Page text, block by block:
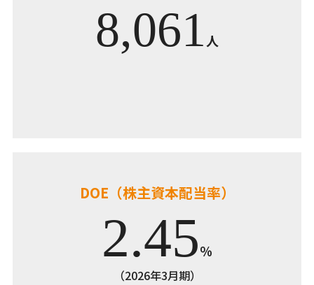
8,061 人
DOE（株主資本配当率）
2.45％
（2026年3月期）